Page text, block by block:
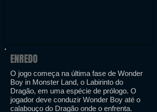
ENREDO
O jogo começa na última fase de Wonder
Boy in Monster Land, o Labirinto do
Dragão, em uma espécie de prólogo. O
jogador deve conduzir Wonder Boy até o
calabouço do Dragão onde o enfrenta.